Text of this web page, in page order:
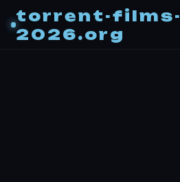
torrent-films-
2026.org